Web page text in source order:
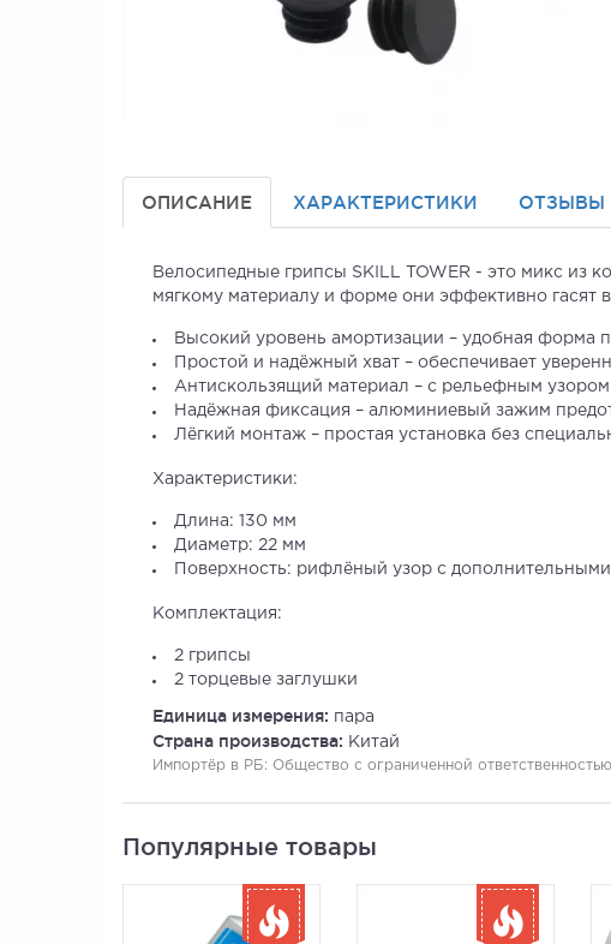
ОПИСАНИЕ ХАРАКТЕРИСТИКИ ОТЗЫВЫ
Велосипедные грипсы SKILL TOWER - это микс из
мягкому материалу и форме они эффективно гасят
Высокий уровень амортизации – удобная форма
Простой и надёжный хват – обеспечивает
Антискользящий материал – с рельефным
Надёжная фиксация – алюминиевый зажим
Лёгкий монтаж – простая установка без
Характеристики:
Длина: 130 мм
Диаметр: 22 мм
Поверхность: рифлёный узор с
Комплектация:
2 грипсы
2 торцевые заглушки
Единица измерения: пара
Страна производства: Китай
Импортёр в РБ: Общество с ограниченной
Популярные товары